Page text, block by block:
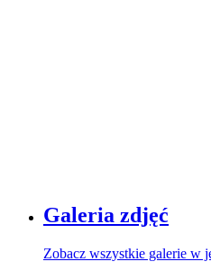
Galeria zdjęć
Zobacz wszystkie galerie w